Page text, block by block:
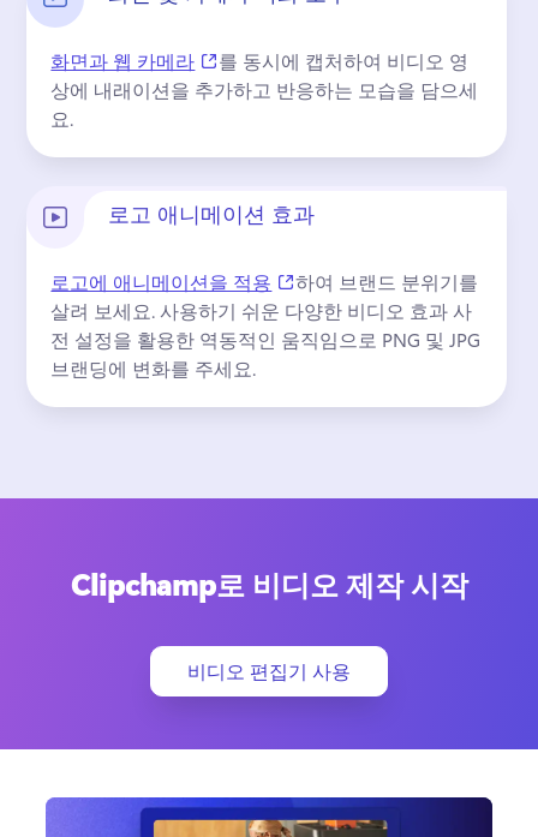
화면과 웹 카메라 (opens in a new tab)
를 동시에 캡처하여 비디오 영
상에 내래이션을 추가하고 반응하는 모습을 담으세
요.
로고 애니메이션 효과
로고에 애니메이션을 적용 (opens in a new tab)
하여 브랜드 분위기를
살려 보세요. 사용하기 쉬운 다양한 비디오 효과 사
전 설정을 활용한 역동적인 움직임으로 PNG 및 JPG
브랜딩에 변화를 주세요.
Clipchamp로 비디오 제작 시작
비디오 편집기 사용